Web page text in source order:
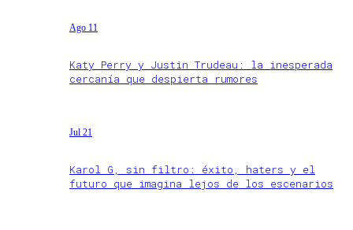
Ago 11
Katy Perry y Justin Trudeau: la inesperada
cercanía que despierta rumores
Jul 21
Karol G, sin filtro: éxito, haters y el
futuro que imagina lejos de los escenarios